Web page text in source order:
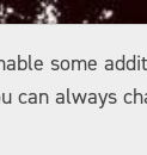
some
can always